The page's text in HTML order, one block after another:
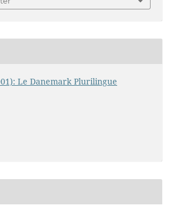
Le Danemark Plurilingue